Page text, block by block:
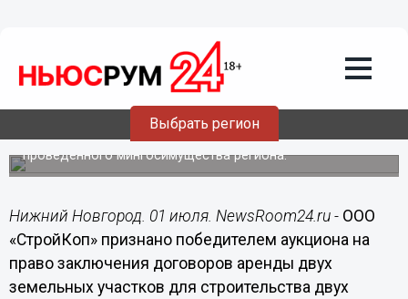
Выбрать регион
ООО «СтройКоп» построит
многоквартирные жилые дома в
поселке Сатис Нижегородской области
Компания признана победителем аукциона,
проведенного мингосимущества региона.
Нижний Новгород. 01 июля. NewsRoom24.ru - ООО
«СтройКоп» признано победителем аукциона на
право заключения договоров аренды двух
земельных участков для строительства двух